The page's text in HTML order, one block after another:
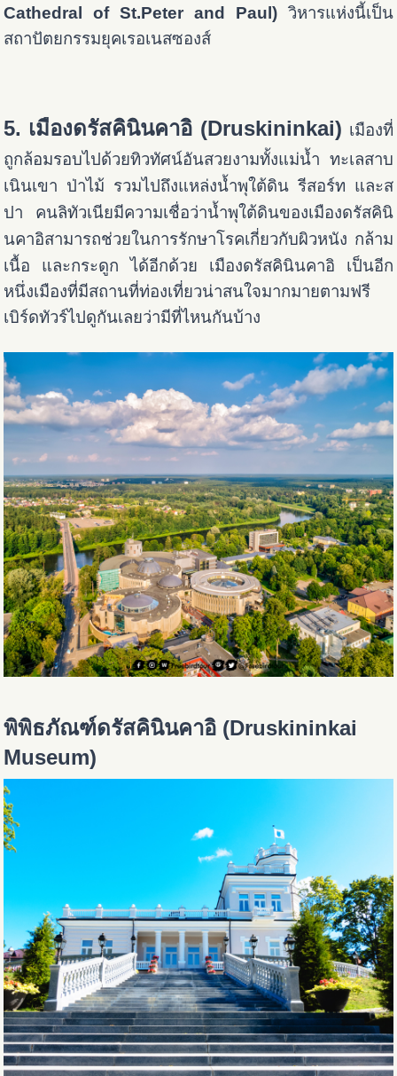
Cathedral of St.Peter and Paul) วิหารแห่งนี้เป็น
สถาปัตยกรรมยุคเรอเนสซองส์
5. เมืองดรัสคินินคาอิ (Druskininkai) เมืองที่
ถูกล้อมรอบไปด้วยทิวทัศน์อันสวยงามทั้งแม่น้ำ ทะเลสาบ
เนินเขา ป่าไม้ รวมไปถึงแหล่งน้ำพุใต้ดิน รีสอร์ท และส
ปา คนลิทัวเนียมีความเชื่อว่าน้ำพุใต้ดินของเมืองดรัสคินิ
นคาอิสามารถช่วยในการรักษาโรคเกี่ยวกับผิวหนัง กล้าม
เนื้อ และกระดูก ได้อีกด้วย เมืองดรัสคินินคาอิ เป็นอีก
หนึ่งเมืองที่มีสถานที่ท่องเที่ยวน่าสนใจมากมายตามฟรี
เบิร์ดทัวร์ไปดูกันเลยว่ามีที่ไหนกันบ้าง
พิพิธภัณฑ์ดรัสคินินคาอิ (Druskininkai
Museum)